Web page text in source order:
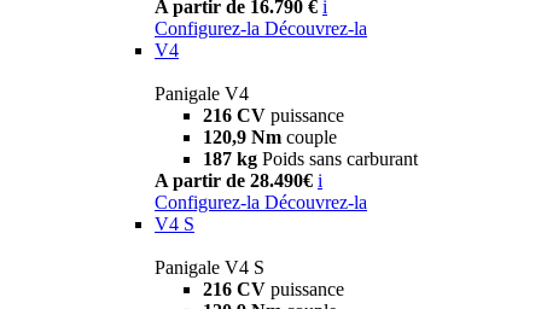
A partir de 16.790 € i
Configurez-la Découvrez-la
V4
Panigale V4
216 CV puissance
120,9 Nm couple
187 kg Poids sans carburant
A partir de 28.490€ i
Configurez-la Découvrez-la
V4 S
Panigale V4 S
216 CV puissance